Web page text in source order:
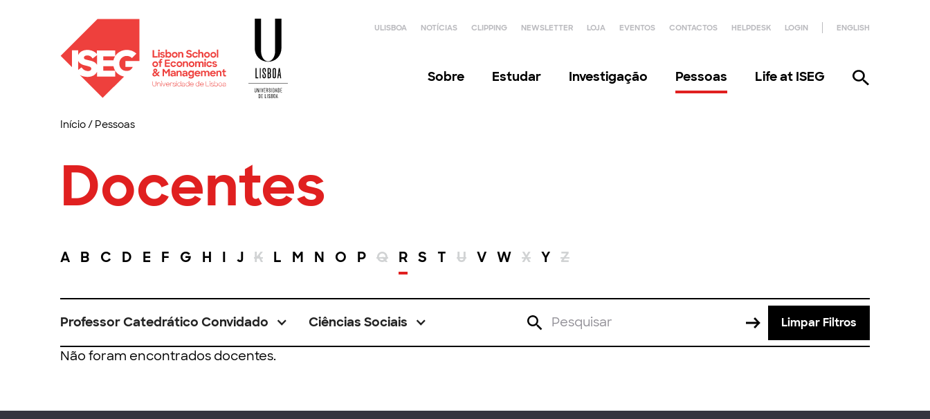
ULISBOA NOTÍCIAS CLIPPING NEWSLETTER LOJA EVENTOS CONTACTOS HELPDESK LOGIN ENGLISH
Sobre Estudar Investigação Pessoas Life at ISEG
Início/ Pessoas
Docentes
A B C D E F G H I J K L M N O P Q R S T U V W X Y Z
Professor Catedrático Convidado Ciências Sociais Limpar Filtros
Não foram encontrados docentes.